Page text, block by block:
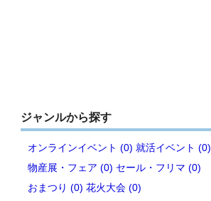
ジャンルから探す
オンラインイベント (0) 就活イベント (0)
物産展・フェア (0) セール・フリマ (0)
おまつり (0) 花火大会 (0)